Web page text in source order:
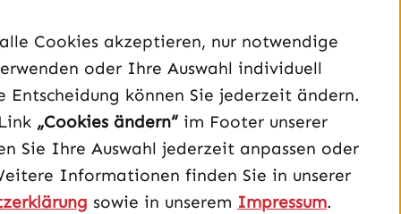
Vertrag widerrufen
Schau auf Instagram vorbei – öffnet in neuem Tab
Sieh dir unsere TikTok-Videos an – öffnet in neuem
Sieh dir unsere Videos auf YouTube an – öffnet
Cookies akzeptieren, nur notwendige
oder Ihre Auswahl individuell
Entscheidung können Sie jederzeit ändern.
„Cookies ändern“im Footer unserer
Sie Ihre Auswahl jederzeit anpassen oder
Informationen finden Sie in unserer
sowie in unserem Impressum.